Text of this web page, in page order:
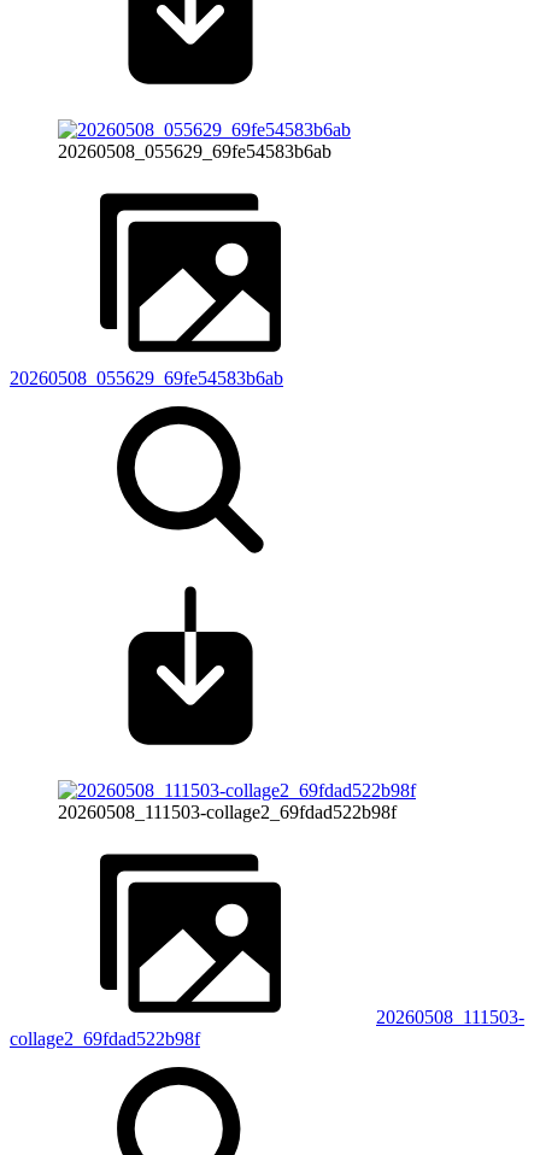
20260508_055629_69fe54583b6ab
20260508_055629_69fe54583b6ab
20260508_111503-collage2_69fdad522b98f
20260508_111503-
collage2_69fdad522b98f